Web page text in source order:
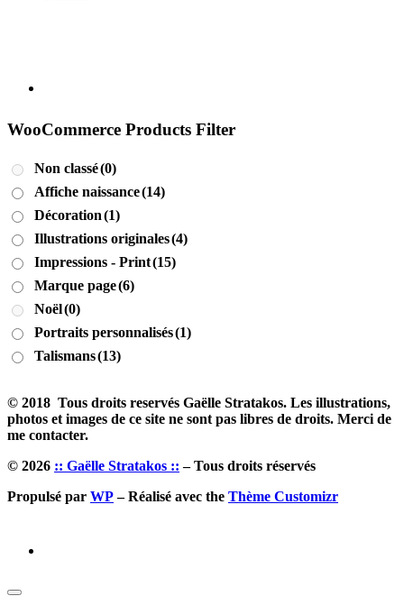
choisies
la
page
du
produit
WooCommerce Products Filter
Non classé(0)
Affiche naissance(14)
Décoration(1)
Illustrations originales(4)
Impressions - Print(15)
Marque page(6)
Noël(0)
Portraits personnalisés(1)
Talismans(13)
© 2018 Tous droits reservés Gaëlle Stratakos. Les illustrations,
photos et images de ce site ne sont pas libres de droits. Merci de
me contacter.
© 2026 :: Gaëlle Stratakos :: – Tous droits réservés
Propulsé par WP– Réalisé avec the Thème Customizr